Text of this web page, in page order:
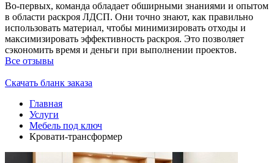
Во-первых, команда обладает обширными знаниями и опытом
в области раскроя ЛДСП. Они точно знают, как правильно
использовать материал, чтобы минимизировать отходы и
максимизировать эффективность раскроя. Это позволяет
сэкономить время и деньги при выполнении проектов.
Все отзывы
Скачать бланк заказа
Главная
Услуги
Мебель под ключ
Кровати-трансформер